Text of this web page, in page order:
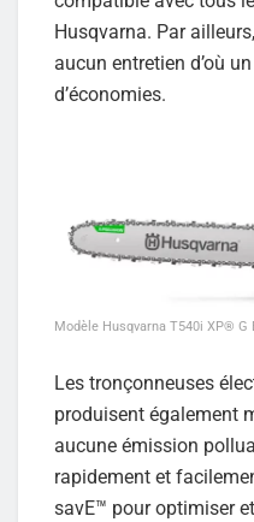
Husqvarna. Par
aucun entretien d’où
d’économies.
Modèle Husqvarna T540i XP®
Les tronçonneuses
produisent également
aucune émission
rapidement et
savE™ pour optimiser